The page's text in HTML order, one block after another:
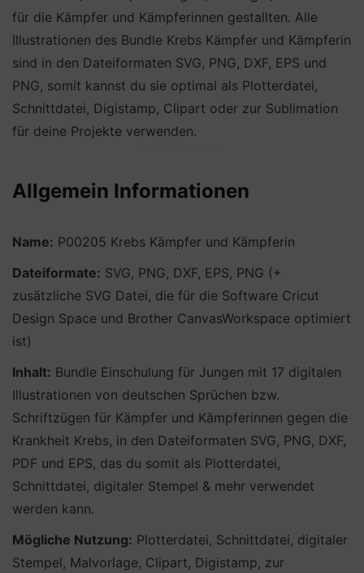
für die Kämpfer und Kämpferinnen gestallten. Alle
Illustrationen des Bundle Krebs Kämpfer und Kämpferin
sind in den Dateiformaten SVG, PNG, DXF, EPS und
PNG, somit kannst du sie optimal als Plotterdatei,
Schnittdatei, Digistamp, Clipart oder zur Sublimation
für deine Projekte verwenden.
Allgemein Informationen
Name: P00205 Krebs Kämpfer und Kämpferin
Dateiformate: SVG, PNG, DXF, EPS, PNG (+
zusätzliche SVG Datei, die für die Software Cricut
Design Space und Brother CanvasWorkspace optimiert
ist)
Inhalt: Bundle Einschulung für Jungen mit 17 digitalen
Illustrationen von deutschen Sprüchen bzw.
Schriftzügen für Kämpfer und Kämpferinnen gegen die
Krankheit Krebs, in den Dateiformaten SVG, PNG, DXF,
PDF und EPS, das du somit als Plotterdatei,
Schnittdatei, digitaler Stempel & mehr verwendet
werden kann.
Mögliche Nutzung: Plotterdatei, Schnittdatei, digitaler
Stempel, Malvorlage, Clipart, Digistamp, zur